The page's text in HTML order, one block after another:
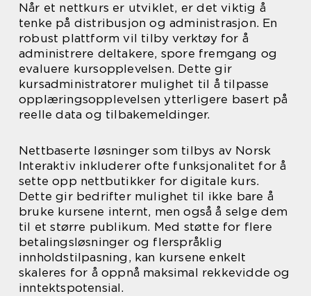
Når et nettkurs er utviklet, er det viktig å
tenke på distribusjon og administrasjon. En
robust plattform vil tilby verktøy for å
administrere deltakere, spore fremgang og
evaluere kursopplevelsen. Dette gir
kursadministratorer mulighet til å tilpasse
opplæringsopplevelsen ytterligere basert på
reelle data og tilbakemeldinger.
Nettbaserte løsninger som tilbys av Norsk
Interaktiv inkluderer ofte funksjonalitet for å
sette opp nettbutikker for digitale kurs.
Dette gir bedrifter mulighet til ikke bare å
bruke kursene internt, men også å selge dem
til et større publikum. Med støtte for flere
betalingsløsninger og flerspråklig
innholdstilpasning, kan kursene enkelt
skaleres for å oppnå maksimal rekkevidde og
inntektspotensial.